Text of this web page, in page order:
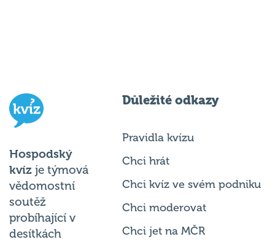
Hospodský
kvíz je týmová
vědomostní
soutěž
probíhající v
desítkách
Důležité odkazy
Pravidla kvízu
Chci hrát
Chci kvíz ve svém podniku
Chci moderovat
Chci jet na MČR